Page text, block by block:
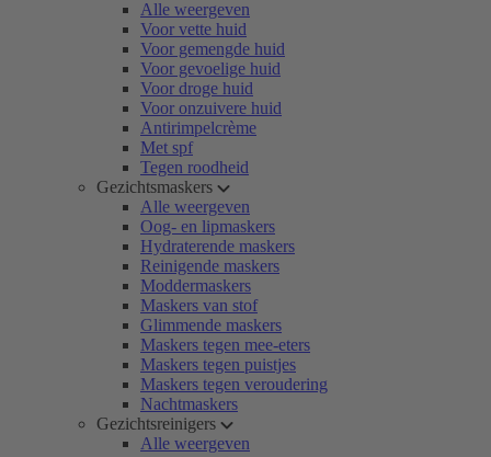
Alle weergeven
Voor vette huid
Voor gemengde huid
Voor gevoelige huid
Voor droge huid
Voor onzuivere huid
Antirimpelcrème
Met spf
Tegen roodheid
Gezichtsmaskers
Alle weergeven
Oog- en lipmaskers
Hydraterende maskers
Reinigende maskers
Moddermaskers
Maskers van stof
Glimmende maskers
Maskers tegen mee-eters
Maskers tegen puistjes
Maskers tegen veroudering
Nachtmaskers
Gezichtsreinigers
Alle weergeven